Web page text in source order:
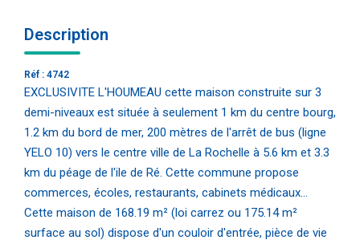
Description
Réf : 4742
EXCLUSIVITE L'HOUMEAU cette maison construite sur 3
demi-niveaux est située à seulement 1 km du centre bourg,
1.2 km du bord de mer, 200 mètres de l'arrêt de bus (ligne
YELO 10) vers le centre ville de La Rochelle à 5.6 km et 3.3
km du péage de l'ile de Ré. Cette commune propose
commerces, écoles, restaurants, cabinets médicaux...
Cette maison de 168.19 m² (loi carrez ou 175.14 m²
surface au sol) dispose d'un couloir d'entrée, pièce de vie